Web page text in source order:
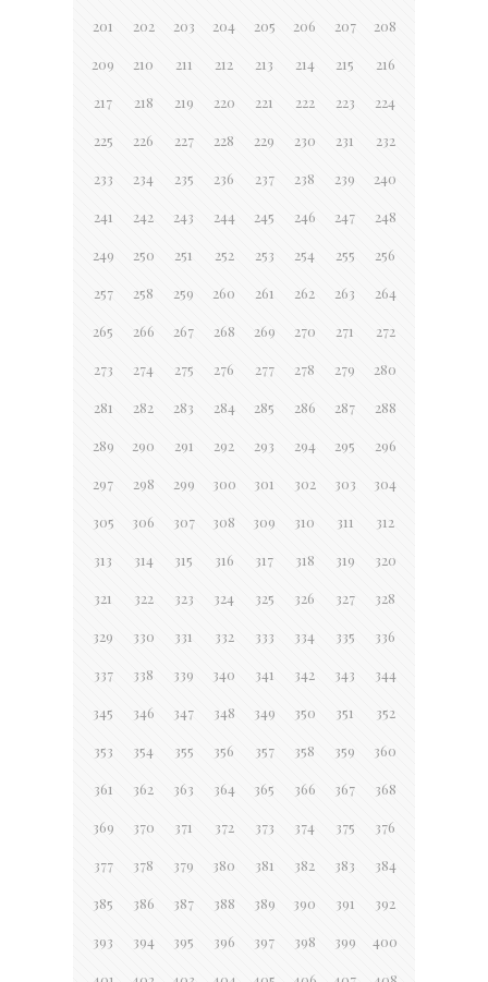
201 202 203 204 205 206 207 208
209 210 211 212 213 214 215 216
217 218 219 220 221 222 223 224
225 226 227 228 229 230 231 232
233 234 235 236 237 238 239 240
241 242 243 244 245 246 247 248
249 250 251 252 253 254 255 256
257 258 259 260 261 262 263 264
265 266 267 268 269 270 271 272
273 274 275 276 277 278 279 280
281 282 283 284 285 286 287 288
289 290 291 292 293 294 295 296
297 298 299 300 301 302 303 304
305 306 307 308 309 310 311 312
313 314 315 316 317 318 319 320
321 322 323 324 325 326 327 328
329 330 331 332 333 334 335 336
337 338 339 340 341 342 343 344
345 346 347 348 349 350 351 352
353 354 355 356 357 358 359 360
361 362 363 364 365 366 367 368
369 370 371 372 373 374 375 376
377 378 379 380 381 382 383 384
385 386 387 388 389 390 391 392
393 394 395 396 397 398 399 400